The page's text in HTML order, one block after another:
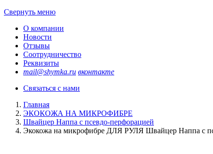
Свернуть меню
О компании
Новости
Отзывы
Соотрудничество
Реквизиты
mail@shymka.ru вконтакте
Связаться с нами
Главная
ЭКОКОЖА НА МИКРОФИБРЕ
Швайцер Наппа с псевдо-перфорацией
Экокожа на микрофибре ДЛЯ РУЛЯ Швайцер Наппа с